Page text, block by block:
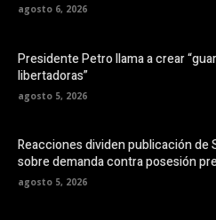
agosto 6, 2026
Presidente Petro llama a crear
libertadoras”
agosto 5, 2026
Reacciones dividen publicación de
sobre demanda contra posesión
agosto 5, 2026